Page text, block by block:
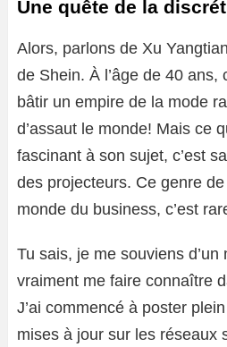
Une quête de la
Alors, parlons de Xu
de Shein. À l’âge de 40 ans,
bâtir un empire de la mode
d’assaut le monde! Mais ce
fascinant à son sujet, c’est
des projecteurs. Ce genre
monde du business, c’est
Tu sais, je me souviens d’un
vraiment me faire connaître
J’ai commencé à poster
mises à jour sur les réseaux